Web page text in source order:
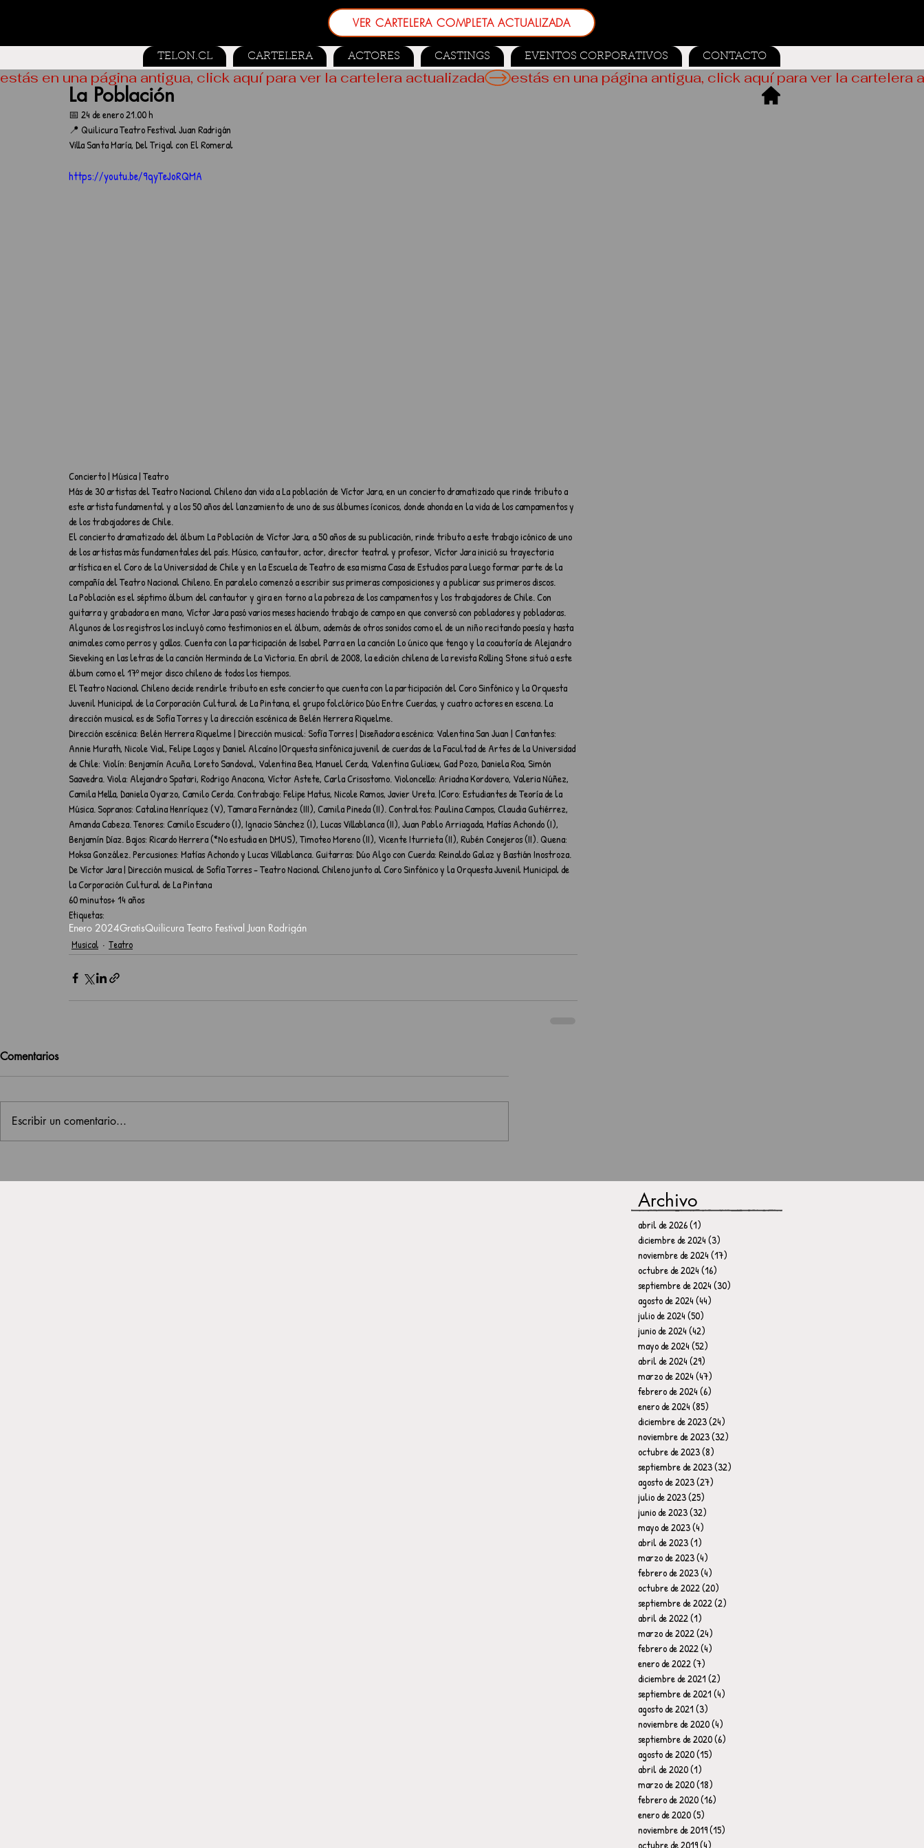
VER CARTELERA COMPLETA ACTUALIZADA
TELON.CL CARTELERA ACTORES CASTINGS EVENTOS CORPORATIVOS CONTACTO
La Población
📅 24 de enero 21.00 h
📍 Quilicura Teatro Festival Juan Radrigán
Villa Santa María, Del Trigal con El Romeral
https://youtu.be/9qyTeJoRQMA
Concierto | Música | Teatro
Más de 30 artistas del Teatro Nacional Chileno dan vida a La población de Víctor Jara, en un concierto dramatizado que rinde tributo a
este artista fundamental y a los 50 años del lanzamiento de uno de sus álbumes íconicos, donde ahonda en la vida de los campamentos y
de los trabajadores de Chile.
El concierto dramatizado del álbum La Población de Víctor Jara, a 50 años de su publicación, rinde tributo a este trabajo icónico de uno
de los artistas más fundamentales del país. Músico, cantautor, actor, director teatral y profesor, Víctor Jara inició su trayectoria
artística en el Coro de la Universidad de Chile y en la Escuela de Teatro de esa misma Casa de Estudios para luego formar parte de la
compañía del Teatro Nacional Chileno. En paralelo comenzó a escribir sus primeras composiciones y a publicar sus primeros discos.
La Población es el séptimo álbum del cantautor y gira en torno a la pobreza de los campamentos y los trabajadores de Chile. Con
guitarra y grabadora en mano, Víctor Jara pasó varios meses haciendo trabajo de campo en que conversó con pobladores y pobladoras.
Algunos de los registros los incluyó como testimonios en el álbum, además de otros sonidos como el de un niño recitando poesía y hasta
animales como perros y gallos. Cuenta con la participación de Isabel Parra en la canción Lo único que tengo y la coautoría de Alejandro
Sieveking en las letras de la canción Herminda de La Victoria. En abril de 2008, la edición chilena de la revista Rolling Stone situó a este
álbum como el 17º mejor disco chileno de todos los tiempos.
El Teatro Nacional Chileno decide rendirle tributo en este concierto que cuenta con la participación del Coro Sinfónico y la Orquesta
Juvenil Municipal de la Corporación Cultural de La Pintana, el grupo folclórico Dúo Entre Cuerdas, y cuatro actores en escena. La
dirección musical es de Sofía Torres y la dirección escénica de Belén Herrera Riquelme.
Dirección escénica: Belén Herrera Riquelme | Dirección musical: Sofía Torres | Diseñadora escénica: Valentina San Juan | Cantantes:
Annie Murath, Nicole Vial, Felipe Lagos y Daniel Alcaíno |Orquesta sinfónica juvenil de cuerdas de la Facultad de Artes de la Universidad
de Chile: Violín: Benjamín Acuña, Loreto Sandoval, Valentina Bea, Manuel Cerda, Valentina Guliaew, Gad Pozo, Daniela Roa, Simón
Saavedra. Viola: Alejandro Spatari, Rodrigo Anacona, Víctor Astete, Carla Crisostomo. Violoncello: Ariadna Kordovero, Valeria Núñez,
Camila Mella, Daniela Oyarzo, Camilo Cerda. Contrabajo: Felipe Matus, Nicole Ramos, Javier Ureta. |Coro: Estudiantes de Teoría de la
Música. Sopranos: Catalina Henríquez (V), Tamara Fernández (III), Camila Pineda (II). Contraltos: Paulina Campos, Claudia Gutiérrez,
Amanda Cabeza. Tenores: Camilo Escudero (I), Ignacio Sánchez (I), Lucas Villablanca (II), Juan Pablo Arriagada, Matías Achondo (I),
Benjamín Díaz. Bajos: Ricardo Herrera (*No estudia en DMUS), Timoteo Moreno (II), Vicente Iturrieta (II), Rubén Conejeros (II). Quena:
Moksa González. Percusiones: Matías Achondo y Lucas Villablanca. Guitarras: Dúo Algo con Cuerda: Reinaldo Galaz y Bastián Inostroza.
De Víctor Jara | Dirección musical de Sofía Torres - Teatro Nacional Chileno junto al Coro Sinfónico y la Orquesta Juvenil Municipal de
la Corporación Cultural de La Pintana
60 minutos+ 14 años
Etiquetas:
Enero 2024GratisQuilicura Teatro Festival Juan Radrigán
Musical
Teatro
Comentarios
Escribir un comentario...
estás en una página antigua, click aquí para ver la cartelera actualizada
Archivo
abril de 2026(1)
diciembre de 2024(3)
noviembre de 2024(17)
octubre de 2024(16)
septiembre de 2024(30)
agosto de 2024(44)
julio de 2024(50)
junio de 2024(42)
mayo de 2024(52)
abril de 2024(29)
marzo de 2024(47)
febrero de 2024(6)
enero de 2024(85)
diciembre de 2023(24)
noviembre de 2023(32)
octubre de 2023(8)
septiembre de 2023(32)
agosto de 2023(27)
julio de 2023(25)
junio de 2023(32)
mayo de 2023(4)
abril de 2023(1)
marzo de 2023(4)
febrero de 2023(4)
octubre de 2022(20)
septiembre de 2022(2)
abril de 2022(1)
marzo de 2022(24)
febrero de 2022(4)
enero de 2022(7)
diciembre de 2021(2)
septiembre de 2021(4)
agosto de 2021(3)
noviembre de 2020(4)
septiembre de 2020(6)
agosto de 2020(15)
abril de 2020(1)
marzo de 2020(18)
febrero de 2020(16)
enero de 2020(5)
noviembre de 2019(15)
octubre de 2019(4)